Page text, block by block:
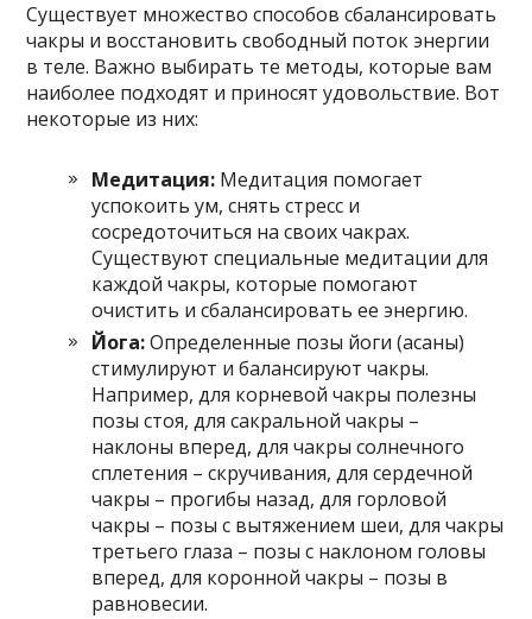
Существует множество способов сбалансировать
чакры и восстановить свободный поток энергии
в теле. Важно выбирать те методы, которые вам
наиболее подходят и приносят удовольствие. Вот
некоторые из них:
Медитация: Медитация помогает
успокоить ум, снять стресс и
сосредоточиться на своих чакрах.
Существуют специальные медитации для
каждой чакры, которые помогают
очистить и сбалансировать ее энергию.
Йога:Определенные позы йоги (асаны)
стимулируют и балансируют чакры.
Например, для корневой чакры полезны
позы стоя, для сакральной чакры –
наклоны вперед, для чакры солнечного
сплетения – скручивания, для сердечной
чакры – прогибы назад, для горловой
чакры – позы с вытяжением шеи, для чакры
третьего глаза – позы с наклоном головы
вперед, для коронной чакры – позы в
равновесии.